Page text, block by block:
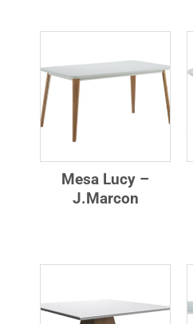
Mesa Lucy –
J.Marcon